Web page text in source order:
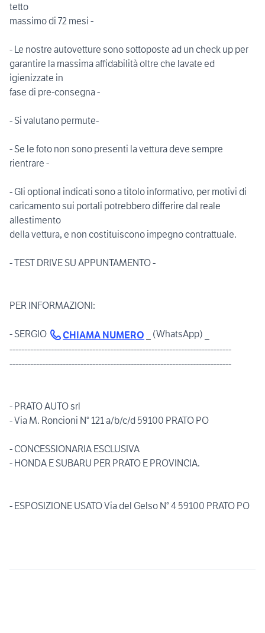
tetto
massimo di 72 mesi -
- Le nostre autovetture sono sottoposte ad un check up per
garantire la massima affidabilità oltre che lavate ed
igienizzate in
fase di pre-consegna -
- Si valutano permute-
- Se le foto non sono presenti la vettura deve sempre
rientrare -
- Gli optional indicati sono a titolo informativo, per motivi di
caricamento sui portali potrebbero differire dal reale
allestimento
della vettura, e non costituiscono impegno contrattuale.
- TEST DRIVE SU APPUNTAMENTO -
PER INFORMAZIONI:
- SERGIO CHIAMA NUMERO _ (WhatsApp) _
---------------------------------------------------------------------------
---------------------------------------------------------------------------
- PRATO AUTO srl
- Via M. Roncioni N° 121 a/b/c/d 59100 PRATO PO
- CONCESSIONARIA ESCLUSIVA
- HONDA E SUBARU PER PRATO E PROVINCIA.
- ESPOSIZIONE USATO Via del Gelso N° 4 59100 PRATO PO